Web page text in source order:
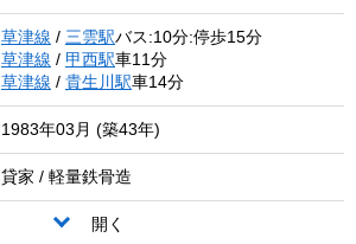
草津線 / 三雲駅バス:10分:停歩15分
草津線 / 甲西駅車11分
草津線 / 貴生川駅車14分
1983年03月 (築43年)
貸家 / 軽量鉄骨造
開く